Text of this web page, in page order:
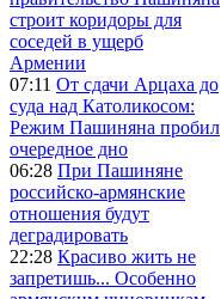
строит коридоры для
соседей в ущерб
Армении
07:11 От сдачи Арцаха до
суда над Католикосом:
Режим Пашиняна пробил
очередное дно
06:28 При Пашиняне
российско-армянские
отношения будут
деградировать
22:28 Красиво жить не
запретишь... Особенно